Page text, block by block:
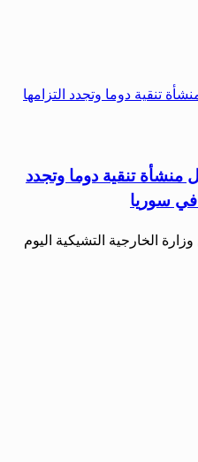
تنقية دوما وتجدد
في سوريا
الخارجية التشيكية اليوم